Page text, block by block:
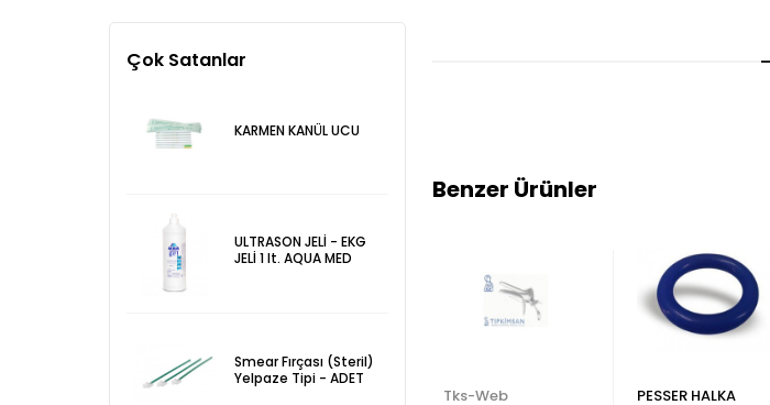
Benzer Ürünler
Tks-Web
PESSER HALKA
Çok Satanlar
KARMEN KANÜL UCU
ULTRASON JELİ - EKG
JELİ 1 lt. AQUA MED
Smear Fırçası (Steril)
Yelpaze Tipi - ADET